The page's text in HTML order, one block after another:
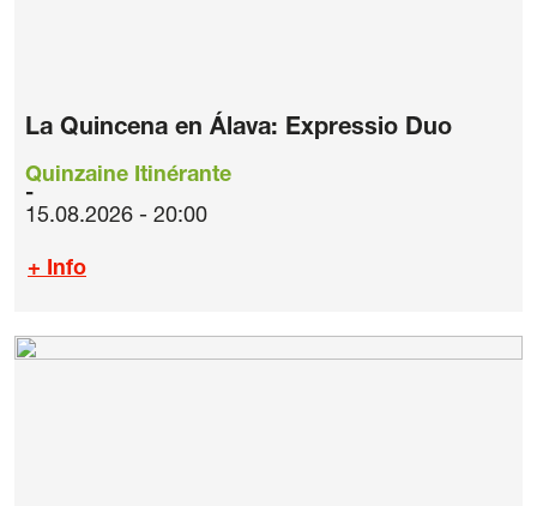
La Quincena en Álava: Expressio Duo
Quinzaine Itinérante
15.08.2026 - 20:00
+ Info